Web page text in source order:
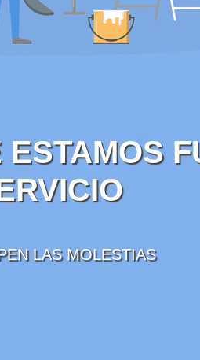
LAS MOLESTIAS